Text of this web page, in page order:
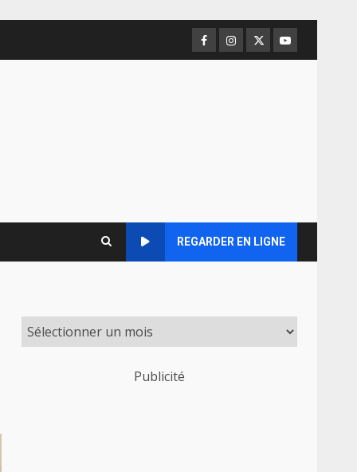
Facebook
Instagram
TwitterYoutube
REGARDER EN LIGNE
Publicité